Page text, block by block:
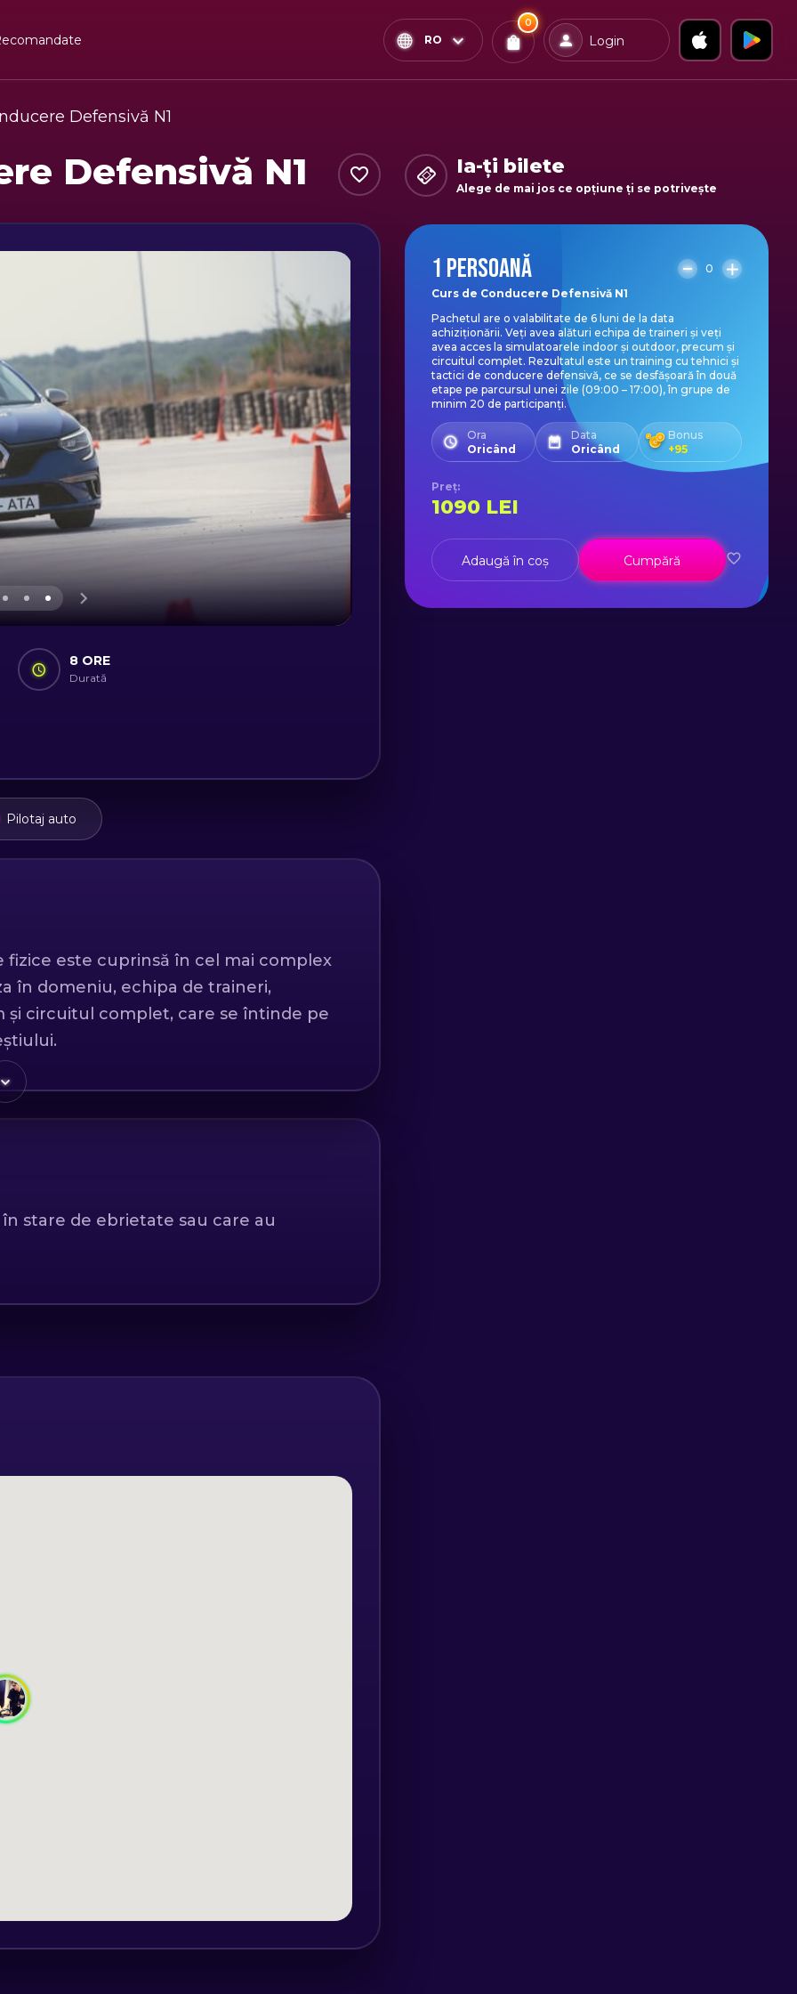
RO
0
Ai0
x0
Bilete
Confirmă & Plătește
Login
Defensivă N1
Defensivă N1
8 ORE
Durată
Pilotaj auto
este cuprinsă în cel mai complex
în domeniu, echipa de traineri,
circuitul complet, care se întinde pe
de conducere defensivă oferă suportul
obiectiv deprinderea unui
existente în trafic, fiind dezvoltat
stare de ebrietate sau care au
Ia-ți bilete
Alege de mai jos ce opțiune ți se potrivește
1 PERSOANĂ
0
Curs de Conducere Defensivă N1
Pachetul are o valabilitate de 6 luni de la data
achiziționării. Veți avea alături echipa de traineri și veți
avea acces la simulatoarele indoor și outdoor, precum și
circuitul complet. Rezultatul este un training cu tehnici și
tactici de conducere defensivă, ce se desfășoară în două
etape pe parcursul unei zile (09:00 – 17:00), în grupe de
minim 20 de participanți.
Ora
Oricând
Data
Oricând
Bonus
+95
Preț:
1090 LEI
Adaugă în coș Cumpără